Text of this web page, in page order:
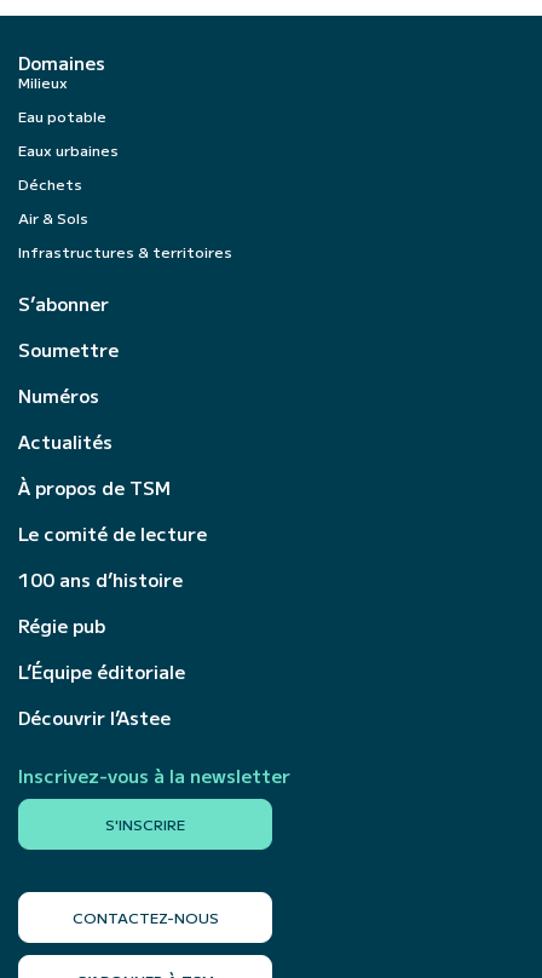
Domaines
Milieux
Eau potable
Eaux urbaines
Déchets
Air & Sols
Infrastructures & territoires
S’abonner
Soumettre
Numéros
Actualités
À propos de TSM
Le comité de lecture
100 ans d’histoire
Régie pub
L’Équipe éditoriale
Découvrir l’Astee
Inscrivez-vous à la newsletter
S'INSCRIRE
CONTACTEZ-NOUS